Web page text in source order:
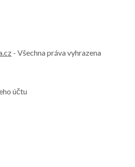
- Všechna práva vyhrazena
účtu